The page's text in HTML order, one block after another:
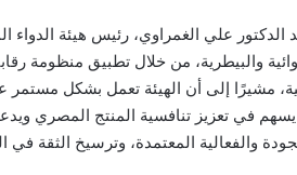
الدكتور علي الغمراوي، رئيس هيئة
والبيطرية، من خلال تطبيق منظومة
مشيرًا إلى أن الهيئة تعمل بشكل
في تعزيز تنافسية المنتج المصري
والفعالية المعتمدة، وترسيخ الثقة